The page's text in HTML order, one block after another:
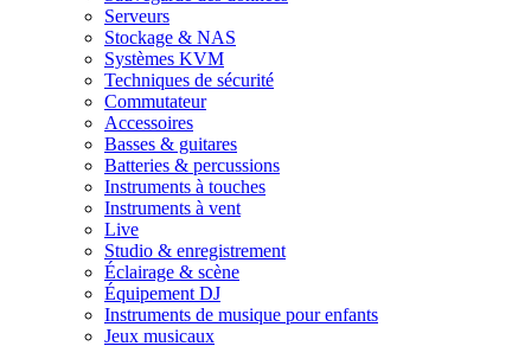
Serveurs
Stockage & NAS
Systèmes KVM
Techniques de sécurité
Commutateur
Accessoires
Basses & guitares
Batteries & percussions
Instruments à touches
Instruments à vent
Live
Studio & enregistrement
Éclairage & scène
Équipement DJ
Instruments de musique pour enfants
Jeux musicaux